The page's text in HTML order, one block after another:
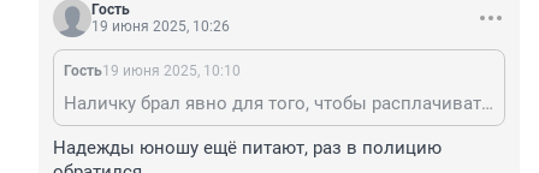
Гость
19 июня 2025, 10:26
Гость19 июня 2025, 10:10
Наличку брал явно для того, чтобы расплачиваться с девочками. Не карту же засвечивать. Будет скандал, когда жена чиновника узнает из СМИ про его заначку. Дескать, "четверть ляма на девочек за 4 дня, а мне ни цветочка на 8-е марта".
Надежды юношу ещё питают, раз в полицию